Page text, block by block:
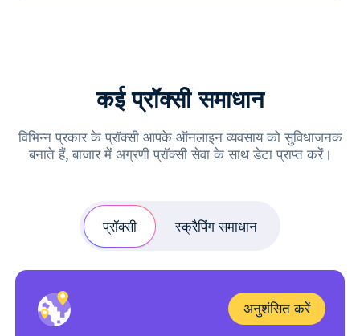
कई प्रॉक्सी समाधान
विभिन्न प्रकार के प्रॉक्सी आपके ऑनलाइन व्यवसाय को सुविधाजनक
बनाते हैं, बाजार में अग्रणी प्रॉक्सी सेवा के साथ डेटा प्राप्त करें।
प्रॉक्सी स्क्रैपिंग समाधान
अनुशंसित करें